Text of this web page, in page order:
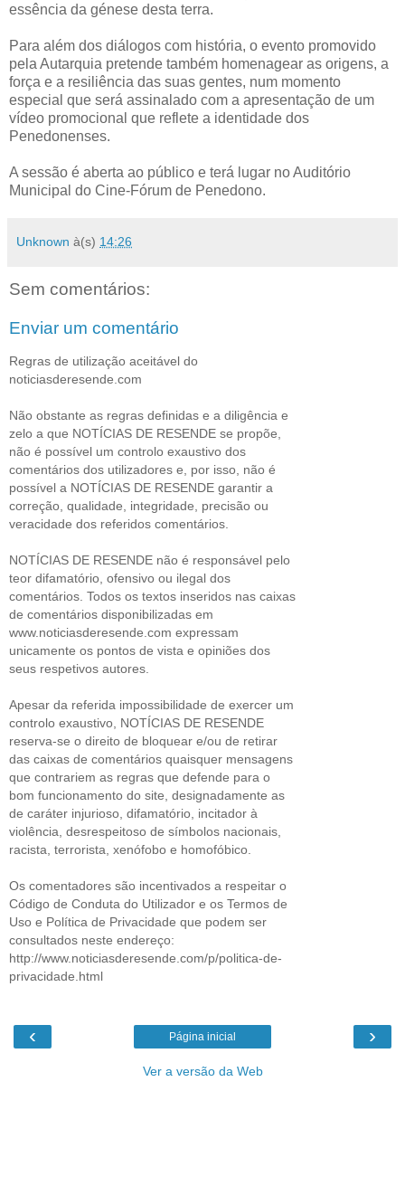
essência da génese desta terra.
Para além dos diálogos com história, o evento promovido
pela Autarquia pretende também homenagear as origens, a
força e a resiliência das suas gentes, num momento
especial que será assinalado com a apresentação de um
vídeo promocional que reflete a identidade dos
Penedonenses.
A sessão é aberta ao público e terá lugar no Auditório
Municipal do Cine-Fórum de Penedono.
Unknown à(s) 14:26
Sem comentários:
Enviar um comentário
Regras de utilização aceitável do
noticiasderesende.com
Não obstante as regras definidas e a diligência e
zelo a que NOTÍCIAS DE RESENDE se propõe,
não é possível um controlo exaustivo dos
comentários dos utilizadores e, por isso, não é
possível a NOTÍCIAS DE RESENDE garantir a
correção, qualidade, integridade, precisão ou
veracidade dos referidos comentários.
NOTÍCIAS DE RESENDE não é responsável pelo
teor difamatório, ofensivo ou ilegal dos
comentários. Todos os textos inseridos nas caixas
de comentários disponibilizadas em
www.noticiasderesende.com expressam
unicamente os pontos de vista e opiniões dos
seus respetivos autores.
Apesar da referida impossibilidade de exercer um
controlo exaustivo, NOTÍCIAS DE RESENDE
reserva-se o direito de bloquear e/ou de retirar
das caixas de comentários quaisquer mensagens
que contrariem as regras que defende para o
bom funcionamento do site, designadamente as
de caráter injurioso, difamatório, incitador à
violência, desrespeitoso de símbolos nacionais,
racista, terrorista, xenófobo e homofóbico.
Os comentadores são incentivados a respeitar o
Código de Conduta do Utilizador e os Termos de
Uso e Política de Privacidade que podem ser
consultados neste endereço:
http://www.noticiasderesende.com/p/politica-de-
privacidade.html
‹ ›
Página inicial
Ver a versão da Web